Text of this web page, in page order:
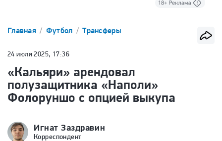
Главная Футбол Трансферы
24 июля 2025, 17:36
«Кальяри» арендовал
полузащитника «Наполи»
Фолоруншо с опцией выкупа
Игнат Заздравин
Корреспондент